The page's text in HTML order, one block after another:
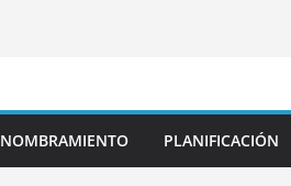
NOMBRAMIENTO PLANIFICACIÓN